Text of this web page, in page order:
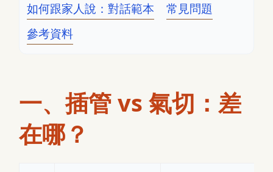
如何跟家人說：對話範本
常見問題
參考資料
一、插管 vs 氣切：差
在哪？